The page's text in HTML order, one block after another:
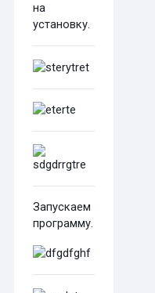
на
установку.
Запускаем
программу.